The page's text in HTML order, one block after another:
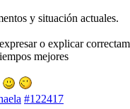
y situación actuales.
o explicar
mejores
#122417